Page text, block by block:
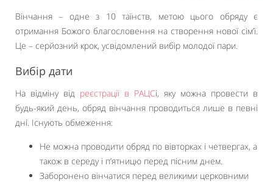
Вінчання – одне з 10 таїнств, метою цього обряду є
отримання Божого благословення на створення нової сім’ї.
Це – серйозний крок, усвідомлений вибір молодої пари.
Вибір дати
На відміну від реєстрації в РАЦСі, яку можна провести в
будь-який день, обряд вінчання проводиться лише в певні
дні. Існують обмеження:
Не можна проводити обряд по вівторках і четвергах, а
також в середу і п’ятницю перед пісним днем.
Заборонено вінчатися перед великими церковними